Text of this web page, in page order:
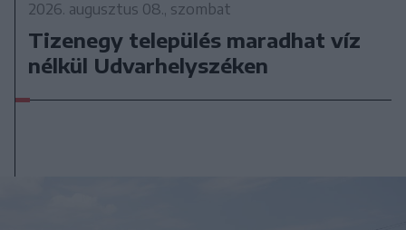
2026. augusztus 08., szombat
Tizenegy település maradhat víz
nélkül Udvarhelyszéken